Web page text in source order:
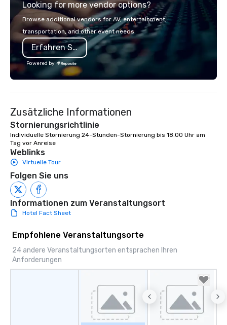
you're celebrating a
bonding with your
the kind of party
Looking for more vendor options?
Browse additional vendors for AV, entertainment,
transportation, and other event needs.
Erfahren Sie mehr
Powered by
Zusätzliche Informationen
Stornierungsrichtlinie
Individuelle Stornierung 24-Stunden-Stornierung bis 18.00 Uhr am
Tag vor Anreise
Weblinks
Virtuelle Tour
Folgen Sie uns
Informationen zum Veranstaltungsort
Hotel Fact Sheet
Empfohlene Veranstaltungsorte
24 andere Veranstaltungsorten entsprachen Ihren
Anforderungen